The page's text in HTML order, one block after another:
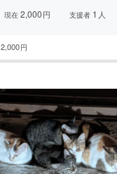
現在2,000円 支援者 1 人
2,000円